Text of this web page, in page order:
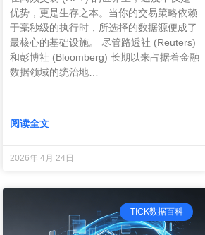
优势，更是生存之本。当你的交易策略依赖
于毫秒级的执行时，所选择的数据源便成了
最核心的基础设施。 尽管路透社 (Reuters)
和彭博社 (Bloomberg) 长期以来占据着金融
数据领域的统治地…
阅读全文
2026年 4月 24日
TICK数据百科